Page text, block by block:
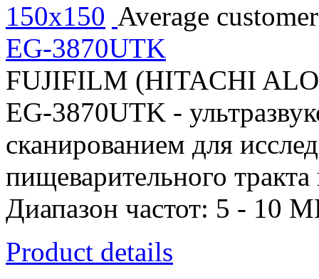
Average
EG-3870UTK
FUJIFILM (HITACHI
EG-3870UTK -
сканированием для
пищеварительного
Диапазон частот: 5 - 10
Product details